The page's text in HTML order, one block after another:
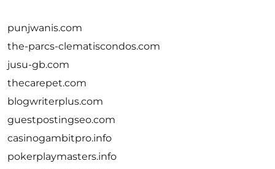
punjwanis.com
the-parcs-clematiscondos.com
jusu-gb.com
thecarepet.com
blogwriterplus.com
guestpostingseo.com
casinogambitpro.info
pokerplaymasters.info